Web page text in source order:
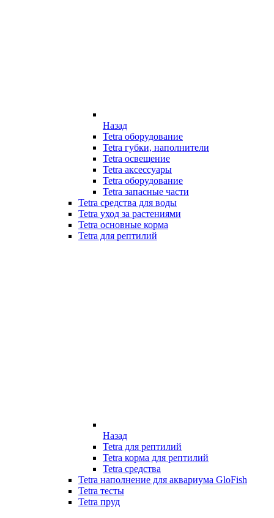
Назад
Tetra оборудование
Tetra губки, наполнители
Tetra освещение
Tetra аксессуары
Tetra оборудование
Tetra запасные части
Tetra средства для воды
Tetra уход за растениями
Tetra основные корма
Tetra для рептилий
Назад
Tetra для рептилий
Tetra корма для рептилий
Tetra средства
Tetra наполнение для аквариума GloFish
Tetra тесты
Tetra пруд